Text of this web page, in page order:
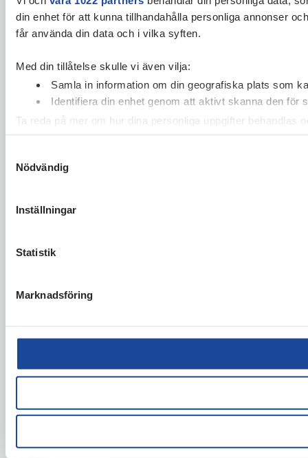
din enhet för att kunna tillhandahålla personliga annonser
får använda din data och i vilka syften.
Med din tillåtelse skulle vi även vilja:
Samla in information om din geografiska plats som
Identifiera din enhet genom att aktivt skanna den för
Ta reda på mer om hur dina personliga uppgifter behandlas
cookie-förklaringen.
Vi använder enhetsidentifierare för att anpassa innehållet
Nödvändig
Inställningar
Statistik
Marknadsföring